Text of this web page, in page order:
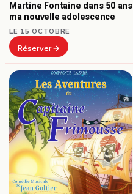
Martine Fontaine dans 50 ans
ma nouvelle adolescence
LE 15 OCTOBRE
Réserver